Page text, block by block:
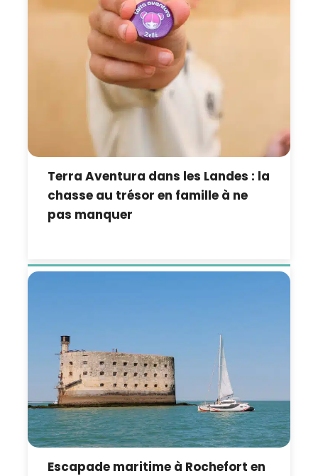
Terra Aventura dans les Landes : la
chasse au trésor en famille à ne
pas manquer
Escapade maritime à Rochefort en